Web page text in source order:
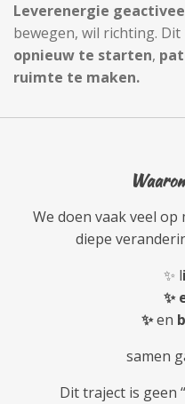
Leverenergie
bewegen, wil richting.
opnieuw te starten,
ruimte te maken.
We doen vaak veel op
diepe
✨ l
✨
✨en
samen
Dit traject is geen